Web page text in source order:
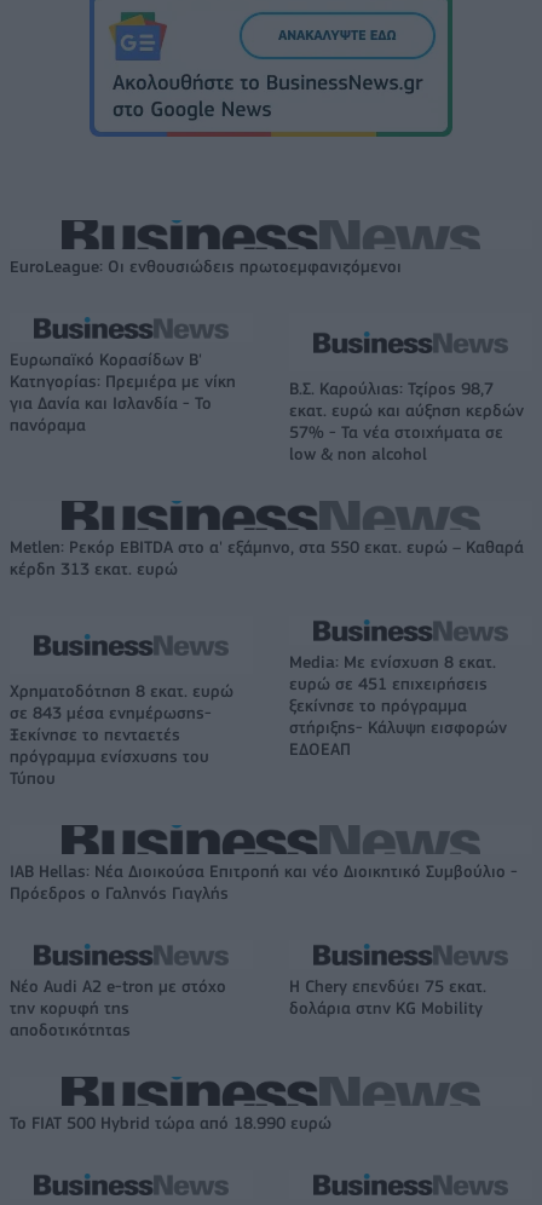
EuroLeague: Οι ενθουσιώδεις πρωτοεμφανιζόμενοι
Ευρωπαϊκό Κορασίδων Β'
Κατηγορίας: Πρεμιέρα με νίκη
για Δανία και Ισλανδία - Το
πανόραμα
Β.Σ. Καρούλιας: Τζίρος 98,7
εκατ. ευρώ και αύξηση κερδών
57% - Τα νέα στοιχήματα σε
low & non alcohol
Metlen: Ρεκόρ EBITDA στο α' εξάμηνο, στα 550 εκατ. ευρώ – Καθαρά
κέρδη 313 εκατ. ευρώ
Χρηματοδότηση 8 εκατ. ευρώ
σε 843 μέσα ενημέρωσης-
Ξεκίνησε το πενταετές
πρόγραμμα ενίσχυσης του
Τύπου
Media: Με ενίσχυση 8 εκατ.
ευρώ σε 451 επιχειρήσεις
ξεκίνησε το πρόγραμμα
στήριξης- Κάλυψη εισφορών
ΕΔΟΕΑΠ
IAB Hellas: Νέα Διοικούσα Επιτροπή και νέο Διοικητικό Συμβούλιο -
Πρόεδρος ο Γαληνός Γιαγλής
Νέο Audi A2 e-tron με στόχο
την κορυφή της
αποδοτικότητας
Η Chery επενδύει 75 εκατ.
δολάρια στην KG Mobility
Το FIAT 500 Hybrid τώρα από 18.990 ευρώ